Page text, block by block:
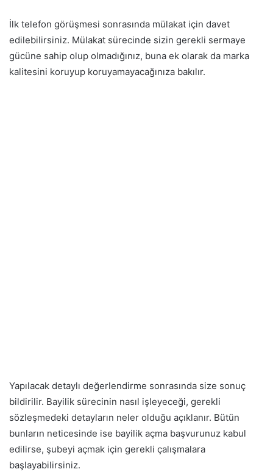
İlk telefon görüşmesi sonrasında mülakat için davet
edilebilirsiniz. Mülakat sürecinde sizin gerekli sermaye
gücüne sahip olup olmadığınız, buna ek olarak da marka
kalitesini koruyup koruyamayacağınıza bakılır.
Yapılacak detaylı değerlendirme sonrasında size sonuç
bildirilir. Bayilik sürecinin nasıl işleyeceği, gerekli
sözleşmedeki detayların neler olduğu açıklanır. Bütün
bunların neticesinde ise bayilik açma başvurunuz kabul
edilirse, şubeyi açmak için gerekli çalışmalara
başlayabilirsiniz.